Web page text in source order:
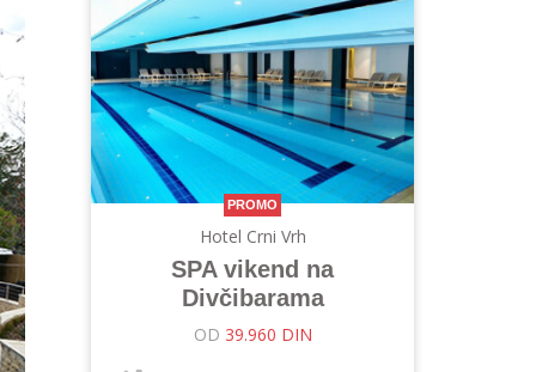
PROMO
Hotel Crni Vrh
SPA vikend na
Divčibarama
OD 39.960 DIN